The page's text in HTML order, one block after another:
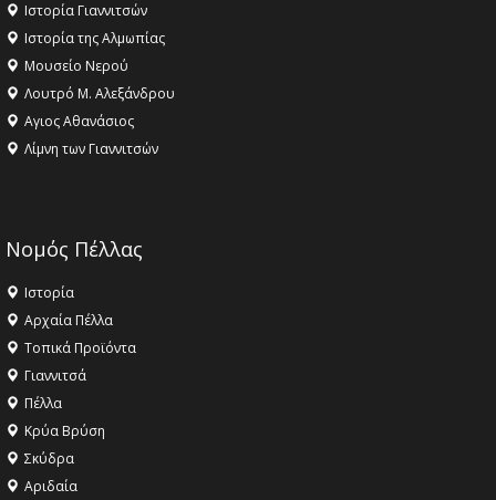
Ιστορία Γιαννιτσών
Ιστορία της Αλμωπίας
Μουσείο Νερού
Λουτρό Μ. Αλεξάνδρου
Αγιος Αθανάσιος
Λίμνη των Γιαννιτσών
Νομός Πέλλας
Ιστορία
Αρχαία Πέλλα
Τοπικά Προϊόντα
Γιαννιτσά
Πέλλα
Κρύα Βρύση
Σκύδρα
Αριδαία